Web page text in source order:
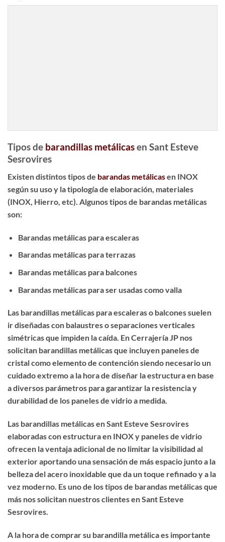
Tipos de barandillas metálicasen Sant Esteve
Sesrovires
Existen distintos tipos de barandas metálicasen INOX
según su uso y la tipología de elaboración, materiales
(INOX, Hierro, etc). Algunos tipos de barandas metálicas
son:
Barandas metálicas para escaleras
Barandas metálicas para terrazas
Barandas metálicas para balcones
Barandas metálicas para ser usadas como valla
Las barandillas metálicas para escaleraso balcones suelen
ir diseñadas con balaustres o separaciones verticales
simétricas que impiden la caída. En Cerrajería JP nos
solicitan barandillas metálicas que incluyen paneles de
cristal como elemento de contención siendo necesario un
cuidado extremo a la hora de diseñar la estructura en base
a diversos parámetros para garantizar la resistencia y
durabilidad de los paneles de vidrio a medida.
Las barandillas metálicas en Sant Esteve Sesrovires
elaboradas con estructura en INOX y paneles de vidrio
ofrecen la ventaja adicional de no limitar la visibilidad al
exterior aportando una sensación de más espacio junto a la
belleza del acero inoxidable que da un toque refinado y a la
vez moderno. Es uno de los tipos de barandas metálicas que
más nos solicitan nuestros clientes en Sant Esteve
Sesrovires.
A la hora de comprar su barandilla metálicaes importante